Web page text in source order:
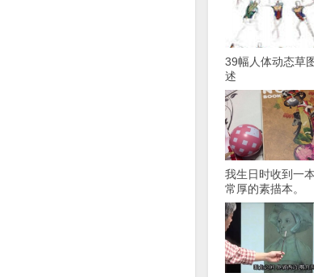
39幅人体动态草
述
我生日时收到一
常厚的素描本。